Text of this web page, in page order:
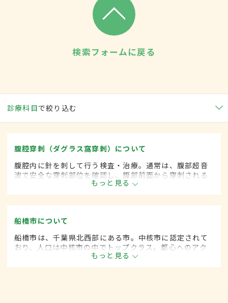
検索フォームに戻る
診療科目で絞り込む
腹腔穿刺（ダグラス窩穿刺）について
腹腔内に針を刺して行う検査・治療。通常は、腹部超音
波で安全な穿刺部位を確認し、腹部前面から穿刺される
が、ダグラス窩穿刺では膣内から穿刺される。腹水の原
因となる疾患の鑑別診断や、腹水排除による苦痛の軽
減、抗生物質や抗がん薬を注入する治療などの目的で行
もっと見る
船橋市について
船橋市は、千葉県北西部にある市。中核市に認定されて
おり、人口は中核市の中でトップクラス。都心へのアク
セスも良いうえ、市内にも工場や商業施設も多く、大き
なベッドタウンとなっている。北部には農地がひろが
もっと見る